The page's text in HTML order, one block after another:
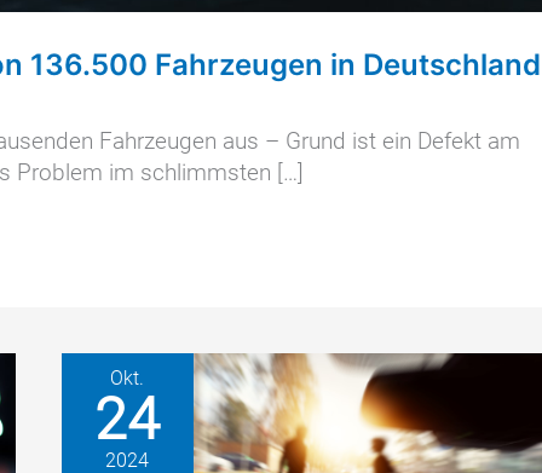
136.500 Fahrzeugen in Deutschland
Fahrzeugen aus – Grund ist ein Defekt am
Problem im schlimmsten […]
Okt.
24
2024